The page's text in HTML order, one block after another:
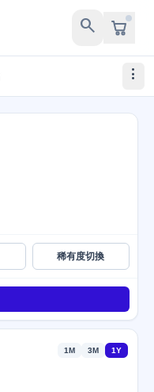
search
more_vert
稀有度切換
1M 3M 1Y